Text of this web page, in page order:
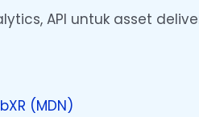
API untuk asset
(MDN)